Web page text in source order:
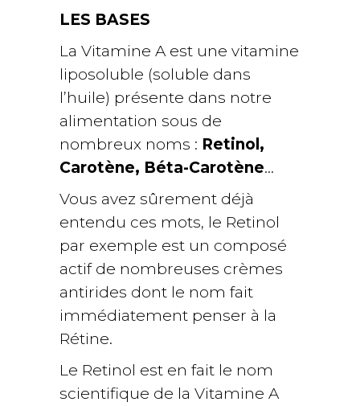
LES BASES
La Vitamine A est une vitamine
liposoluble (soluble dans
l’huile) présente dans notre
alimentation sous de
nombreux noms : Retinol,
Carotène, Béta-Carotène…
Vous avez sûrement déjà
entendu ces mots, le Retinol
par exemple est un composé
actif de nombreuses crèmes
antirides dont le nom fait
immédiatement penser à la
Rétine.
Le Retinol est en fait le nom
scientifique de la Vitamine A